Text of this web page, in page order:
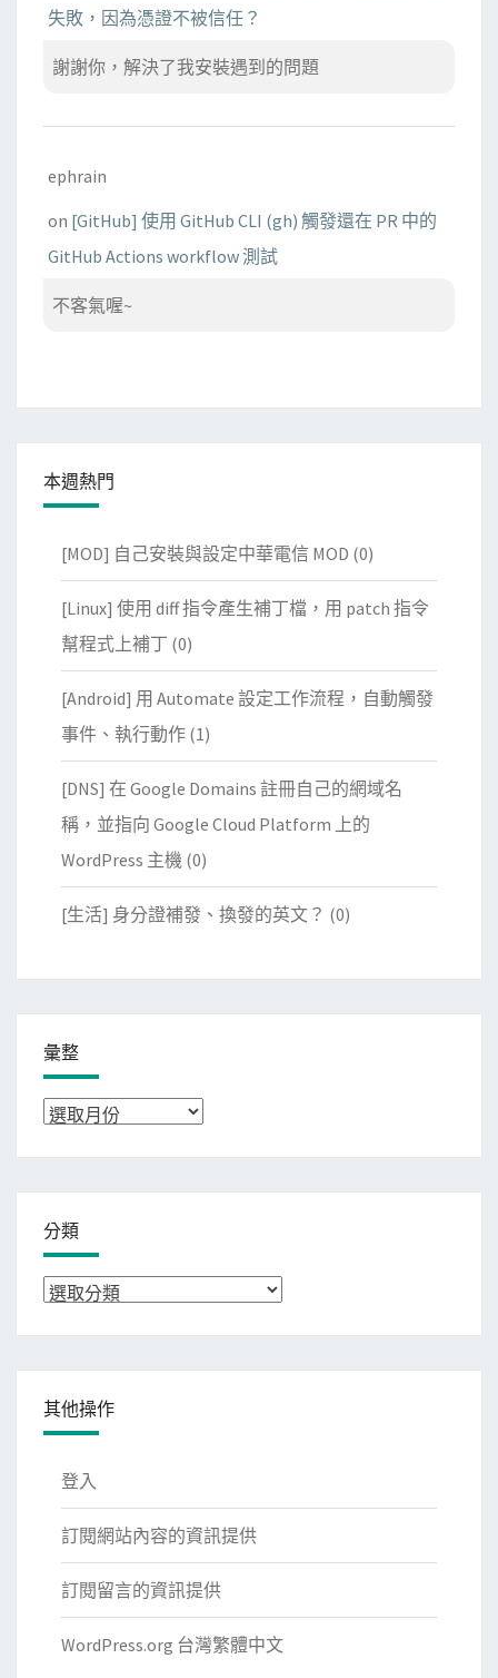
失敗，因為憑證不被信任？
謝謝你，解決了我安裝遇到的問題
ephrain
on [GitHub] 使用 GitHub CLI (gh) 觸發還在 PR 中的
GitHub Actions workflow 測試
不客氣喔~
本週熱門
[MOD] 自己安裝與設定中華電信 MOD (0)
[Linux] 使用 diff 指令產生補丁檔，用 patch 指令
幫程式上補丁 (0)
[Android] 用 Automate 設定工作流程，自動觸發
事件、執行動作 (1)
[DNS] 在 Google Domains 註冊自己的網域名
稱，並指向 Google Cloud Platform 上的
WordPress 主機 (0)
[生活] 身分證補發、換發的英文？ (0)
彙整
彙
分類
分
其他操作
登入
訂閱網站內容的資訊提供
訂閱留言的資訊提供
WordPress.org 台灣繁體中文